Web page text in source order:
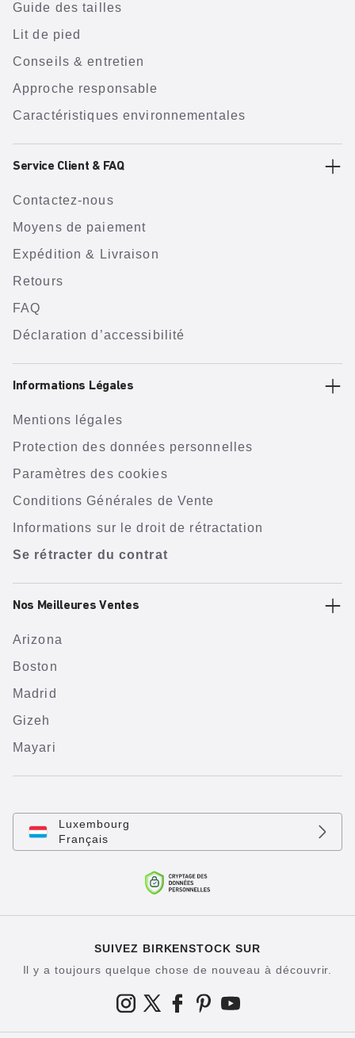
Guide des tailles
Lit de pied
Conseils & entretien
Approche responsable
Caractéristiques environnementales
Service Client & FAQ
Contactez-nous
Moyens de paiement
Expédition & Livraison
Retours
FAQ
Déclaration d’accessibilité
Informations Légales
Mentions légales
Protection des données personnelles
Paramètres des cookies
Conditions Générales de Vente
Informations sur le droit de rétractation
Se rétracter du contrat
Nos Meilleures Ventes
Arizona
Boston
Madrid
Gizeh
Mayari
Luxembourg
Français
SUIVEZ BIRKENSTOCK SUR
Il y a toujours quelque chose de nouveau à découvrir.